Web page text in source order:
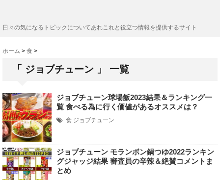
日々の気になるトピックについてあれこれと役立つ情報を提供するサイト
ホーム > 食 >
「 ジョブチューン 」 一覧
ジョブチューン球場飯2023結果＆ランキング一
覧 食べる為に行く価値があるオススメは？
食 ジョブチューン
ジョブチューン モランボン鍋つゆ2022ランキン
グジャッジ結果 審査員の辛辣＆絶賛コメントま
とめ